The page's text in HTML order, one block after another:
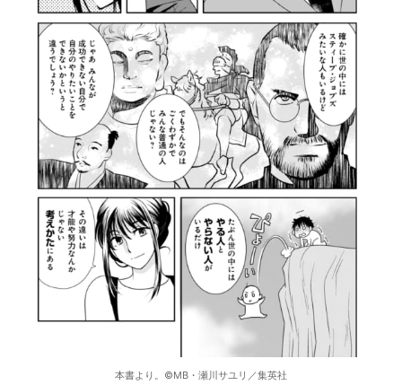
本書より。©️MB・瀬川サユリ／集英社